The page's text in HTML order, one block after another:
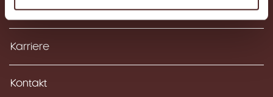
Häufig gestellte Fragen (FAQ)
Karriere
Kontakt